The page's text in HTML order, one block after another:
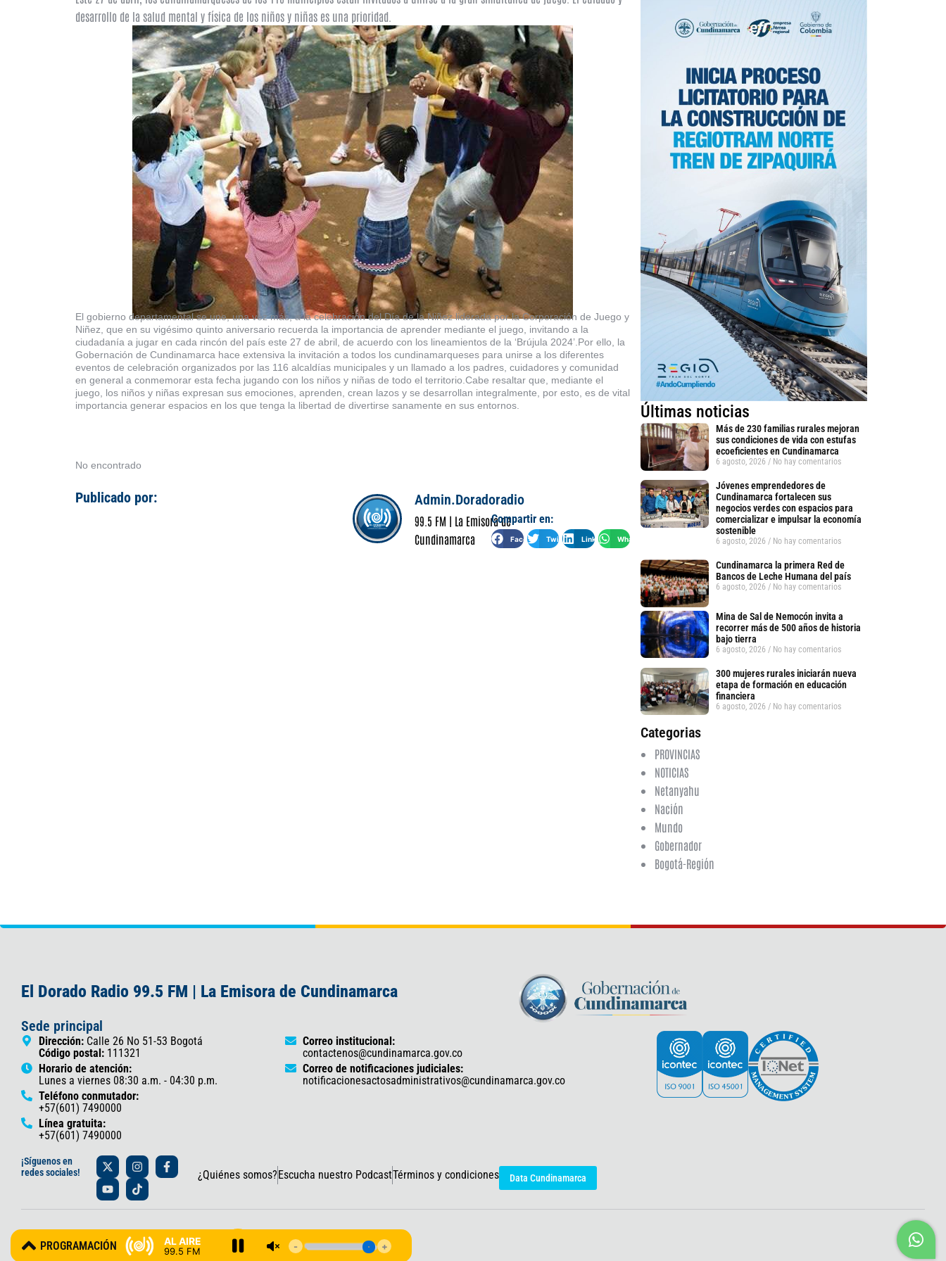
desarrollo de la salud mental y física de los niños y niñas es una prioridad.
El gobierno departamental se une, una vez más, a la celebración del Día de la Niñez liderada por la Corporación de Juego y
Niñez, que en su vigésimo quinto aniversario recuerda la importancia de aprender mediante el juego, invitando a la
ciudadanía a jugar en cada rincón del país este 27 de abril, de acuerdo con los lineamientos de la ‘Brújula 2024’.Por ello, la
Gobernación de Cundinamarca hace extensiva la invitación a todos los cundinamarqueses para unirse a los diferentes
eventos de celebración organizados por las 116 alcaldías municipales y un llamado a los padres, cuidadores y comunidad
en general a conmemorar esta fecha jugando con los niños y niñas de todo el territorio.Cabe resaltar que, mediante el
juego, los niños y niñas expresan sus emociones, aprenden, crean lazos y se desarrollan integralmente, por esto, es de vital
importancia generar espacios en los que tenga la libertad de divertirse sanamente en sus entornos.
No encontrado
Publicado por: Admin.Doradoradio
99.5 FM | La Emisora de
Cundinamarca
Compartir en:
Facebook Twitter LinkedIn WhatsApp
Últimas noticias
Más de 230 familias rurales mejoran
sus condiciones de vida con estufas
ecoeficientes en Cundinamarca
6 agosto, 2026 No hay comentarios
Jóvenes emprendedores de
Cundinamarca fortalecen sus
negocios verdes con espacios para
comercializar e impulsar la economía
sostenible
6 agosto, 2026 No hay comentarios
Cundinamarca la primera Red de
Bancos de Leche Humana del país
6 agosto, 2026 No hay comentarios
Mina de Sal de Nemocón invita a
recorrer más de 500 años de historia
bajo tierra
6 agosto, 2026 No hay comentarios
300 mujeres rurales iniciarán nueva
etapa de formación en educación
financiera
6 agosto, 2026 No hay comentarios
Categorias
PROVINCIAS
NOTICIAS
Netanyahu
Nación
Mundo
Gobernador
Bogotá-Región
El Dorado Radio 99.5 FM | La Emisora de Cundinamarca
Sede principal
Dirección: Calle 26 No 51-53 Bogotá
Código postal: 111321
Horario de atención:
Lunes a viernes 08:30 a.m. - 04:30 p.m.
Teléfono conmutador:
+57(601) 7490000
Línea gratuita:
+57(601) 7490000
Correo institucional:
contactenos@cundinamarca.gov.co
Correo de notificaciones judiciales:
notificacionesactosadministrativos@cundinamarca.gov.co
AL AIRE
99.5 FM
¡Síguenos en
redes sociales!
X
-
t
w
i
t
e
r
I
n
s
t
a
r
a
m
F
a
c
o
k
-
Y
o
u
t
u
e
T
i
k
t
o
¿Quiénes somos?Escucha nuestro PodcastTérminos y condiciones Data Cundinamarca
© 2025 Gobernación de Cundinamarca – Oficina de Prensa y Comunicaciones
PROGRAMACIÓN